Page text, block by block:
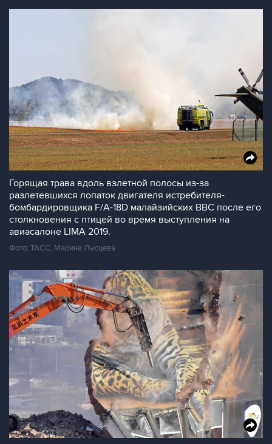
Горящая трава вдоль взлетной полосы из-за
разлетевшихся лопаток двигателя истребителя-
бомбардировщика F/A-18D малайзийских ВВС после его
столкновения с птицей во время выступления на
авиасалоне LIMA 2019.
Фото: ТАСС, Марина Лысцева